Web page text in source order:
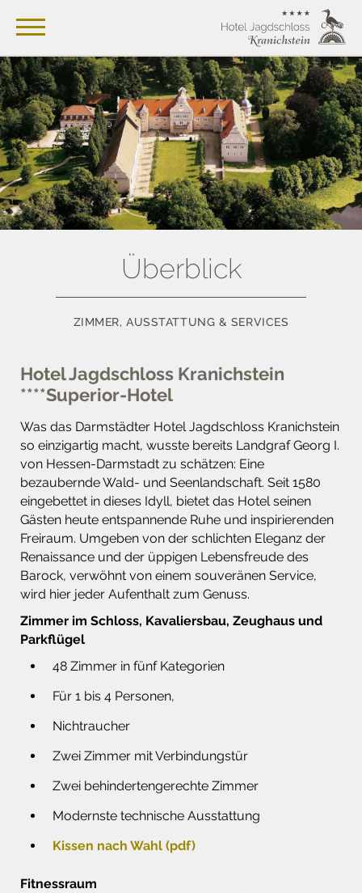
Überblick
ZIMMER, AUSSTATTUNG & SERVICES
Hotel Jagdschloss Kranichstein
****Superior-Hotel
Was das Darmstädter Hotel Jagdschloss Kranichstein
so einzigartig macht, wusste bereits Landgraf Georg I.
von Hessen-Darmstadt zu schätzen: Eine
bezaubernde Wald- und Seenlandschaft. Seit 1580
eingebettet in dieses Idyll, bietet das Hotel seinen
Gästen heute entspannende Ruhe und inspirierenden
Freiraum. Umgeben von der schlichten Eleganz der
Renaissance und der üppigen Lebensfreude des
Barock, verwöhnt von einem souveränen Service,
wird hier jeder Aufenthalt zum Genuss.
Zimmer im Schloss, Kavaliersbau, Zeughaus und
Parkflügel
48 Zimmer in fünf Kategorien
Für 1 bis 4 Personen,
Nichtraucher
Zwei Zimmer mit Verbindungstür
Zwei behindertengerechte Zimmer
Modernste technische Ausstattung
Kissen nach Wahl (pdf)
Fitnessraum